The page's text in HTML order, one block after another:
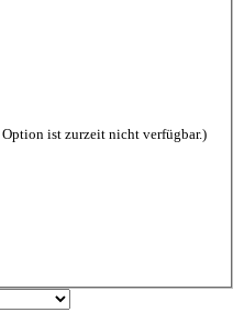
Option ist zurzeit nicht verfügbar.)